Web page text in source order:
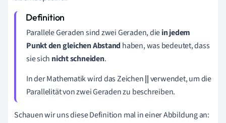
Parallele Geraden sind zwei Geraden, diein jedem
Punkt den gleichen Abstandhaben, was bedeutet, dass
sie sich nicht schneiden.
In der Mathematik wird das Zeichen||verwendet, um die
Parallelität von zwei Geraden zu beschreiben.
Schauen wir uns diese Definition mal in einer Abbildung an: